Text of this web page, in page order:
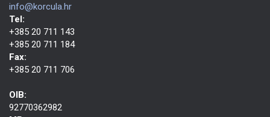
info@korcula.hr
Tel:
+385 20 711 143
+385 20 711 184
Fax:
+385 20 711 706
OIB:
92770362982